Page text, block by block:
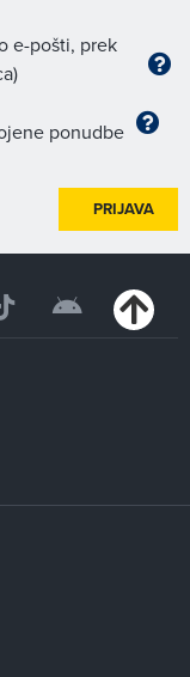
e-pošti, prek
ponudbe
PRIJAVA